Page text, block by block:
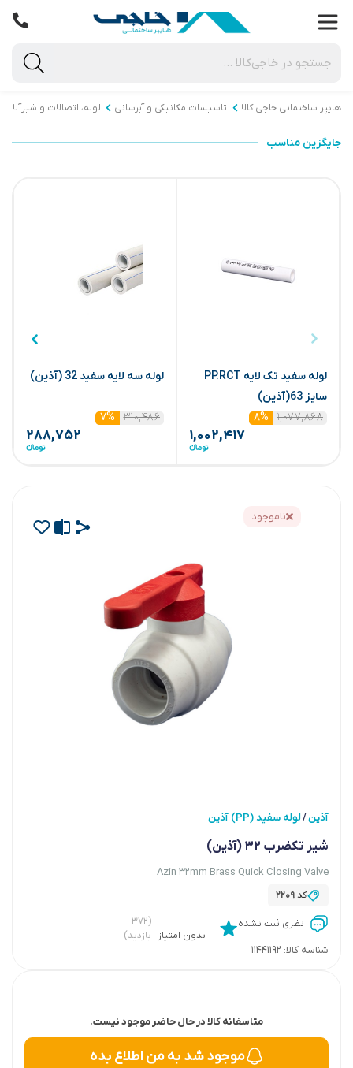
هایپر ساختمانی خاجی‌ کالا تاسیسات مکانیکی و آبرسانی لوله، اتصالات و شیرآلات
جایگزین مناسب
لوله سفید تک لایه PP.RCT
سایز 63(آذین)
۱,۰۷۷,۸۶۸
۸%
۱,۰۰۲,۴۱۷
لوله سه لایه سفید 32 (آذین)
۳۱۰,۴۸۶ ۷%
۲۸۸,۷۵۲
ناموجود
آذین/لوله سفید (PP) آذین
شیر تکضرب 32 (آذین)
Azin 32mm Brass Quick Closing Valve
کد2209
نظری ثبت نشده
بدون امتیاز
(۳۷۲
بازدید)
شناسه کالا: 11441192
متاسفانه کالا در حال حاضر موجود نیست.
موجود شد به من اطلاع بده